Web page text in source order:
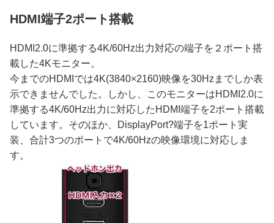
HDMI端子2ポート搭載
HDMI2.0に準拠する4K/60Hz出力対応の端子を２ポート搭
載した4Kモニター。
今までのHDMIでは4K(3840×2160)映像を30Hzまでしか表
示できませんでした。しかし、このモニターはHDMI2.0に
準拠する4K/60Hz出力に対応したHDMI端子を2ポート搭載
しています。そのほか、DisplayPort?端子を1ポート実
装、合計3つのポートで4K/60Hzの映像環境に対応しま
す。